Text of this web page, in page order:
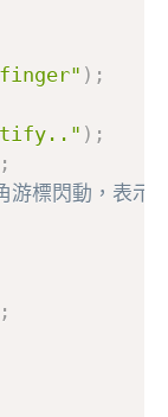
) ;
) ;
;
標閃動，表示
;